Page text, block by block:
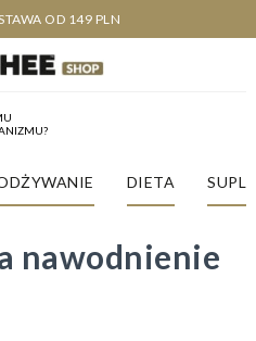
OD 149 PLN
DIETA
nawodnienie